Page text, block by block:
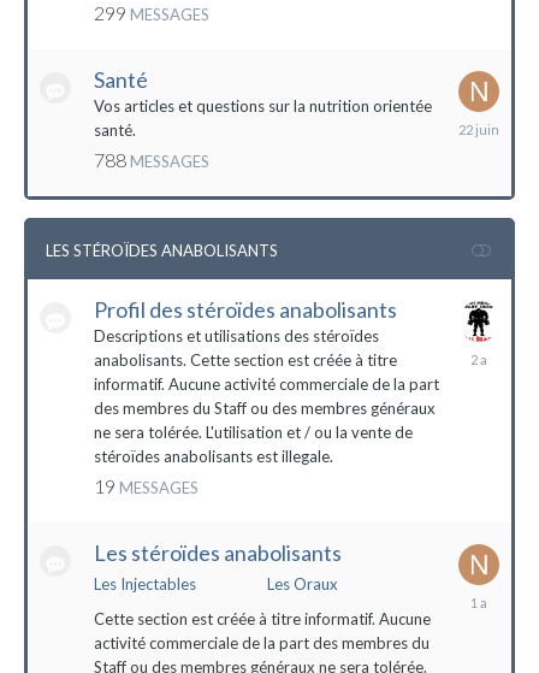
299 MESSAGES
Santé
Vos articles et questions sur la nutrition orientée
santé.
788 MESSAGES
22
LES STÉROÏDES ANABOLISANTS
Profil des stéroïdes anabolisants
Descriptions et utilisations des stéroïdes
anabolisants. Cette section est créée à titre
informatif. Aucune activité commerciale de la part
des membres du Staff ou des membres généraux
ne sera tolérée. L'utilisation et / ou la vente de
stéroïdes anabolisants est illegale.
19 MESSAGES
26
Les stéroïdes anabolisants
Les Injectables
Les Oraux
Cette section est créée à titre informatif. Aucune
activité commerciale de la part des membres du
Staff ou des membres généraux ne sera tolérée.